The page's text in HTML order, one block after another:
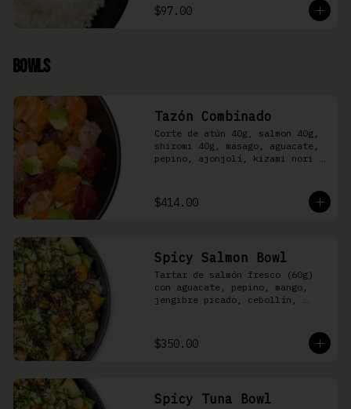
$97.00
Bowls
Tazón Combinado
Corte de atún 40g, salmon 40g,
shiromi 40g, masago, aguacate,
pepino, ajonjolí, kizami nori y
$414.00
Spicy Salmon Bowl
Tartar de salmón fresco (60g)
con aguacate, pepino, mango,
jengibre picado, cebollín,
shari
$350.00
Spicy Tuna Bowl